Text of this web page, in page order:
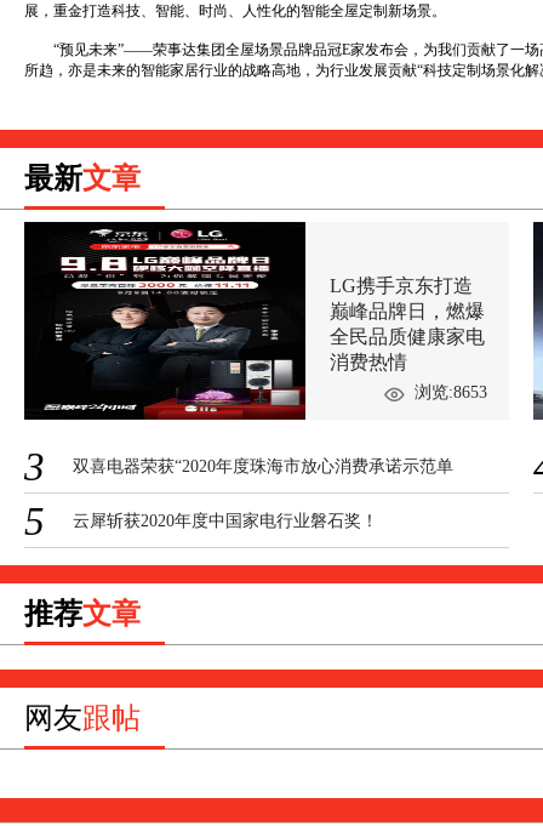
展，重金打造科技、智能、时尚、人性化的智能全屋定制新场景。
“预见未来”——荣事达集团全屋场景品牌品冠E家发布会，为我们贡献了一场
所趋，亦是未来的智能家居行业的战略高地，为行业发展贡献“科技定制场景化解
最新文章
LG携手京东打造
巅峰品牌日，燃爆
全民品质健康家电
消费热情
浏览:8653
3
双喜电器荣获“2020年度珠海市放心消费承诺示范单
位”
5
云犀斩获2020年度中国家电行业磐石奖！
推荐文章
网友跟帖